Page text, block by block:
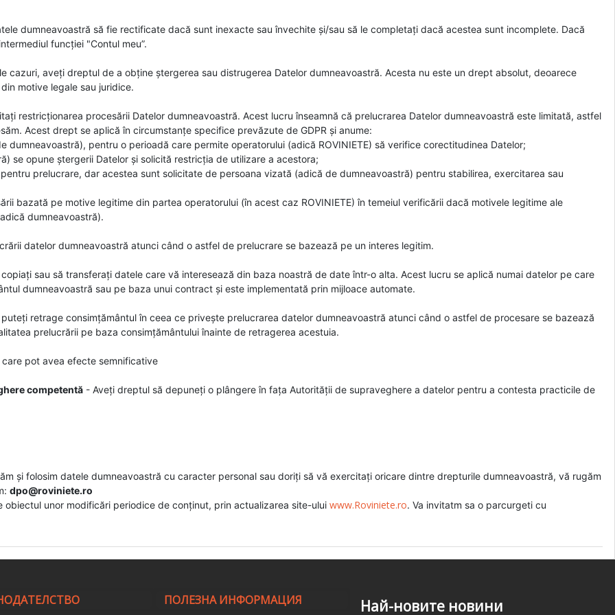
dumneavoastră să fie rectificate dacă sunt inexacte sau învechite și/sau să le completați dacă acestea sunt incomplete. Dacă
funcției "Contul meu”.
cazuri, aveți dreptul de a obține ștergerea sau distrugerea Datelor dumneavoastră. Acesta nu este un drept absolut, deoarece
motive legale sau juridice.
restricționarea procesării Datelor dumneavoastră. Acest lucru înseamnă că prelucrarea Datelor dumneavoastră este limitată, astfel
Acest drept se aplică în circumstanțe specifice prevăzute de GDPR și anume:
pentru o perioadă care permite operatorului (adică ROVINIETE) să verifice corectitudinea Datelor;
se opune ștergerii Datelor și solicită restricția de utilizare a acestora;
prelucrare, dar acestea sunt solicitate de persoana vizată (adică de dumneavoastră) pentru stabilirea, exercitarea sau
bazată pe motive legitime din partea operatorului (în acest caz ROVINIETE) în temeiul verificării dacă motivele legitime ale
dumneavoastră).
datelor dumneavoastră atunci când o astfel de prelucrare se bazează pe un interes legitim.
sau să transferați datele care vă interesează din baza noastră de date într-o alta. Acest lucru se aplică numai datelor pe care
dumneavoastră sau pe baza unui contract și este implementată prin mijloace automate.
retrage consimțământul în ceea ce privește prelucrarea datelor dumneavoastră atunci când o astfel de procesare se bazează
prelucrării pe baza consimțământului înainte de retragerea acestuia.
care pot avea efecte semnificative
competentă- Aveți dreptul să depuneți o plângere în fața Autorității de supraveghere a datelor pentru a contesta practicile de
și folosim datele dumneavoastră cu caracter personal sau doriți să vă exercitați oricare dintre drepturile dumneavoastră, vă rugăm
dpo@roviniete.ro
unor modificări periodice de conținut, prin actualizarea site-ului www.Roviniete.ro. Va invitatm sa o parcurgeti cu
ПОЛЕЗНА ИНФОРМАЦИЯ Най-новите новини